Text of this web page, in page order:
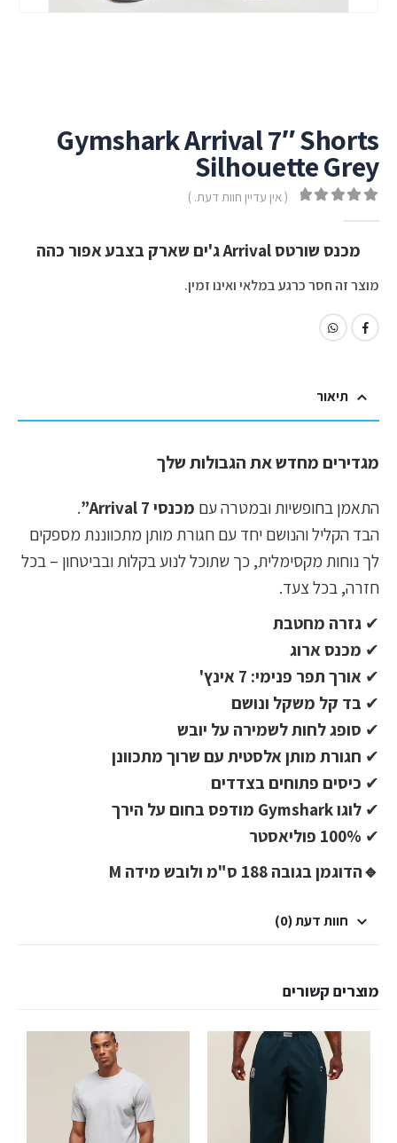
Gymshark Arrival 7″ Shorts
Silhouette Grey
( אין עדיין חוות דעת. )
מכנס שורטס Arrival ג'ים שארק בצבע אפור כהה
מוצר זה חסר כרגע במלאי ואינו זמין.
תיאור
מגדירים מחדש את הגבולות שלך
התאמן בחופשיות ובמטרה עם מכנסי Arrival 7”
.
הבד הקליל והנושם יחד עם חגורת מותן מתכווננת מספקים
לך נוחות מקסימלית, כך שתוכל לנוע בקלות ובביטחון – בכל
חזרה, בכל צעד.
✔ גזרה מחטבת
✔ מכנס ארוג
✔ אורך תפר פנימי: 7 אינץ'
✔ בד קל משקל ונושם
✔ סופג לחות לשמירה על יובש
✔ חגורת מותן אלסטית עם שרוך מתכוונן
✔ כיסים פתוחים בצדדים
✔ לוגו Gymshark מודפס בחום על הירך
✔ 100% פוליאסטר
🔹הדוגמן בגובה 188 ס"מ ולובש מידה M
חוות דעת (0)
מוצרים קשורים